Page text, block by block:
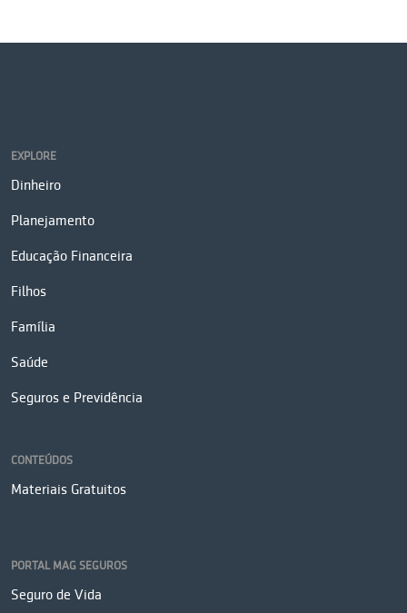
EXPLORE
Dinheiro
Planejamento
Educação Financeira
Filhos
Família
Saúde
Seguros e Previdência
CONTEÚDOS
Materiais Gratuitos
PORTAL MAG SEGUROS
Seguro de Vida